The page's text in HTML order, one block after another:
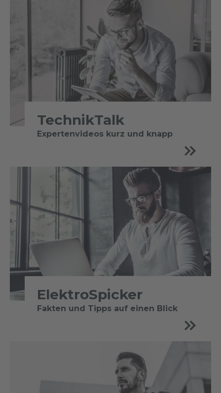
TechnikTalk
Expertenvideos kurz und knapp
ElektroSpicker
Fakten und Tipps auf einen Blick